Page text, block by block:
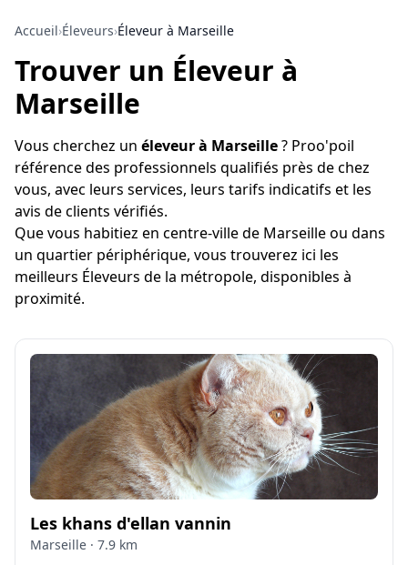
Accueil›Éleveurs›Éleveur à Marseille
Trouver un Éleveur à
Marseille
Vous cherchez un éleveur à Marseille? Proo'poil
référence des professionnels qualifiés près de chez
vous, avec leurs services, leurs tarifs indicatifs et les
avis de clients vérifiés.
Que vous habitiez en centre-ville de Marseille ou dans
un quartier périphérique, vous trouverez ici les
meilleurs Éleveurs de la métropole, disponibles à
proximité.
Les khans d'ellan vannin
Marseille · 7.9 km